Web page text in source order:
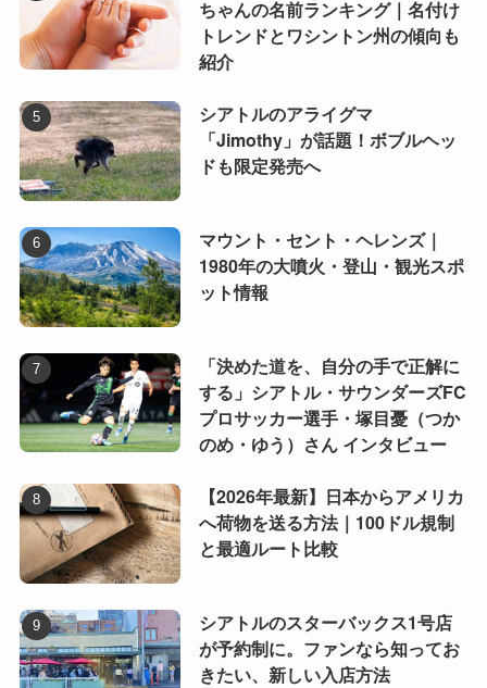
ちゃんの名前ランキング｜名付け
トレンドとワシントン州の傾向も
紹介
シアトルのアライグマ
「Jimothy」が話題！ボブルヘッ
ドも限定発売へ
マウント・セント・ヘレンズ｜
1980年の大噴火・登山・観光スポ
ット情報
「決めた道を、自分の手で正解に
する」シアトル・サウンダーズFC
プロサッカー選手・塚目憂（つか
のめ・ゆう）さん インタビュー
【2026年最新】日本からアメリカ
へ荷物を送る方法｜100ドル規制
と最適ルート比較
シアトルのスターバックス1号店
が予約制に。ファンなら知ってお
きたい、新しい入店方法